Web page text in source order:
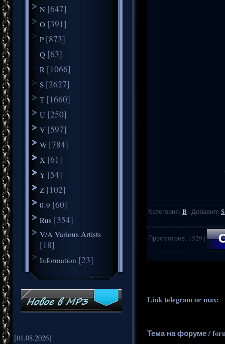
N [647]
O [391]
P [873]
Q [63]
R [1066]
S [2627]
T [1660]
U [250]
V [597]
W [784]
X [61]
Y [54]
Z [102]
0-9 [60]
Rus [354]
V/A Various Artists
[18]
Information [23]
[01.08.2026]
Категория: B | Добавил:
Просмотров: 1529 |
Link telegram or max:
Тема на форуме /